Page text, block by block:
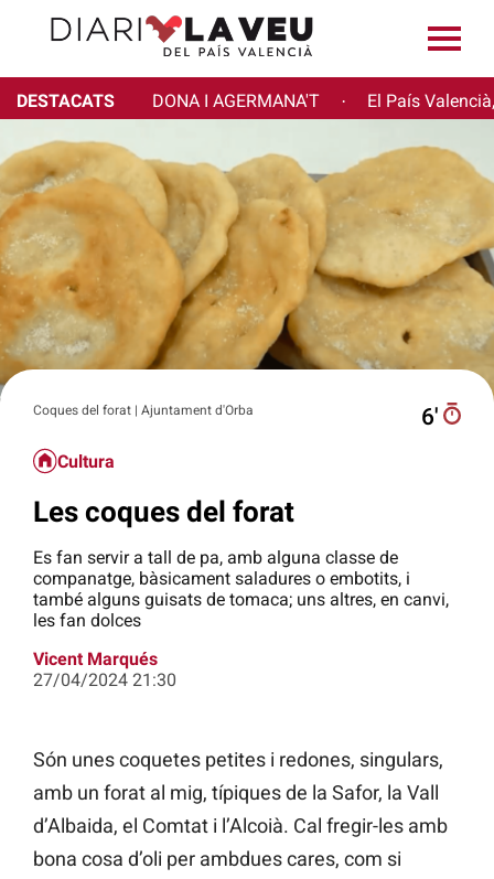
DESTACATS DONA I AGERMANA'T · El País
Coques del forat | Ajuntament d'Orba 6′
Cultura
Les coques del forat
Es fan servir a tall de pa, amb alguna classe de
companatge, bàsicament saladures o embotits, i
també alguns guisats de tomaca; uns altres, en canvi,
les fan dolces
Vicent Marqués
27/04/2024 21:30
Són unes coquetes petites i redones, singulars,
amb un forat al mig, típiques de la Safor, la Vall
d’Albaida, el Comtat i l’Alcoià. Cal fregir-les amb
bona cosa d’oli per ambdues cares, com si